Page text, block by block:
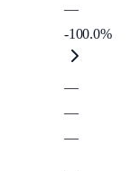
—
-100.0%
—
—
—